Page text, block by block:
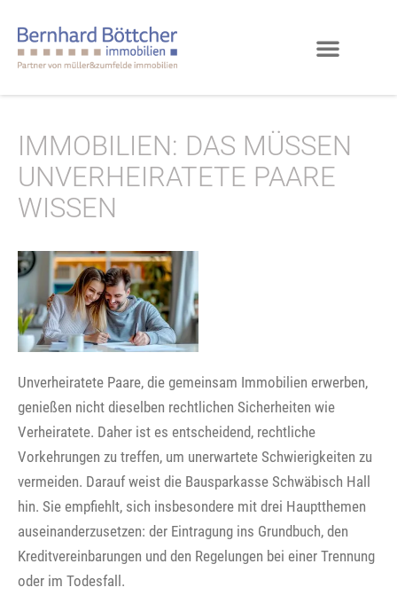
IMMOBILIEN: DAS MÜSSEN
UNVERHEIRATETE PAARE
WISSEN
Unverheiratete Paare, die gemeinsam Immobilien erwerben,
genießen nicht dieselben rechtlichen Sicherheiten wie
Verheiratete. Daher ist es entscheidend, rechtliche
Vorkehrungen zu treffen, um unerwartete Schwierigkeiten zu
vermeiden. Darauf weist die Bausparkasse Schwäbisch Hall
hin. Sie empfiehlt, sich insbesondere mit drei Hauptthemen
auseinanderzusetzen: der Eintragung ins Grundbuch, den
Kreditvereinbarungen und den Regelungen bei einer Trennung
oder im Todesfall.